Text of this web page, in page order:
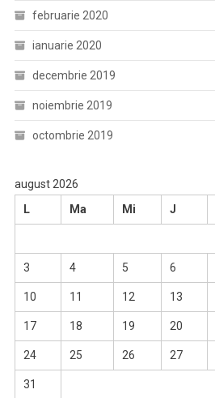
februarie 2020
ianuarie 2020
decembrie 2019
noiembrie 2019
octombrie 2019
august 2026
L
Ma Mi J
3 4 5 6
10 11 12 13
17 18 19 20
24 25 26 27
31